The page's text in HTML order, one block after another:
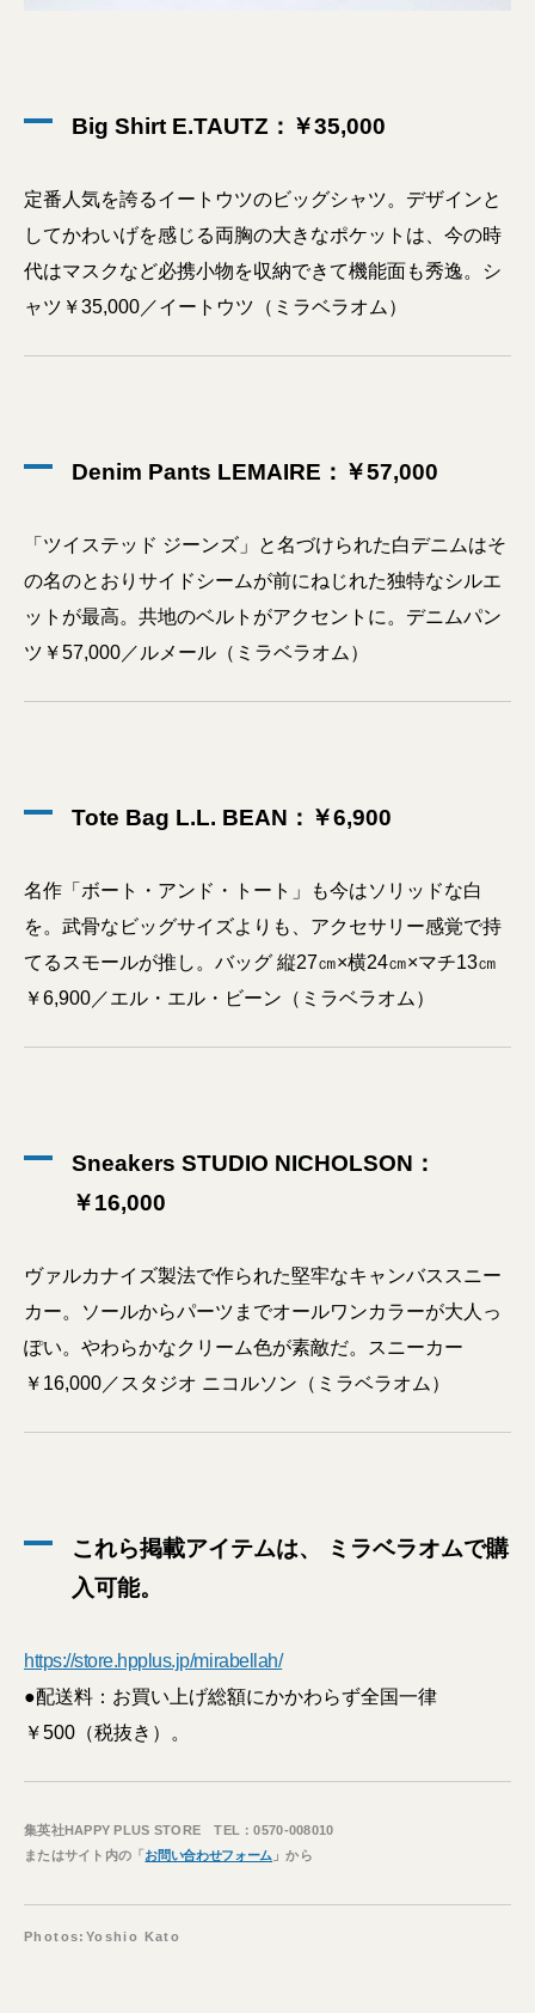
Big Shirt E.TAUTZ：￥35,000
定番人気を誇るイートウツのビッグシャツ。デザインと
してかわいげを感じる両胸の大きなポケットは、今の時
代はマスクなど必携小物を収納できて機能面も秀逸。シ
ャツ￥35,000／イートウツ（ミラベラオム）
Denim Pants LEMAIRE：￥57,000
「ツイステッド ジーンズ」と名づけられた白デニムはそ
の名のとおりサイドシームが前にねじれた独特なシルエ
ットが最高。共地のベルトがアクセントに。デニムパン
ツ￥57,000／ルメール（ミラベラオム）
Tote Bag L.L. BEAN：￥6,900
名作「ボート・アンド・トート」も今はソリッドな白
を。武骨なビッグサイズよりも、アクセサリー感覚で持
てるスモールが推し。バッグ 縦27㎝×横24㎝×マチ13㎝
￥6,900／エル・エル・ビーン（ミラベラオム）
Sneakers STUDIO NICHOLSON：
￥16,000
ヴァルカナイズ製法で作られた堅牢なキャンバススニー
カー。ソールからパーツまでオールワンカラーが大人っ
ぽい。やわらかなクリーム色が素敵だ。スニーカー
￥16,000／スタジオ ニコルソン（ミラベラオム）
これら掲載アイテムは、 ミラベラオムで購
入可能。
https://store.hpplus.jp/mirabellah/
●配送料：お買い上げ総額にかかわらず全国一律
￥500（税抜き）。
集英社HAPPY PLUS STORE TEL：0570-008010
またはサイト内の「お問い合わせフォーム 」から
Photos:Yoshio Kato